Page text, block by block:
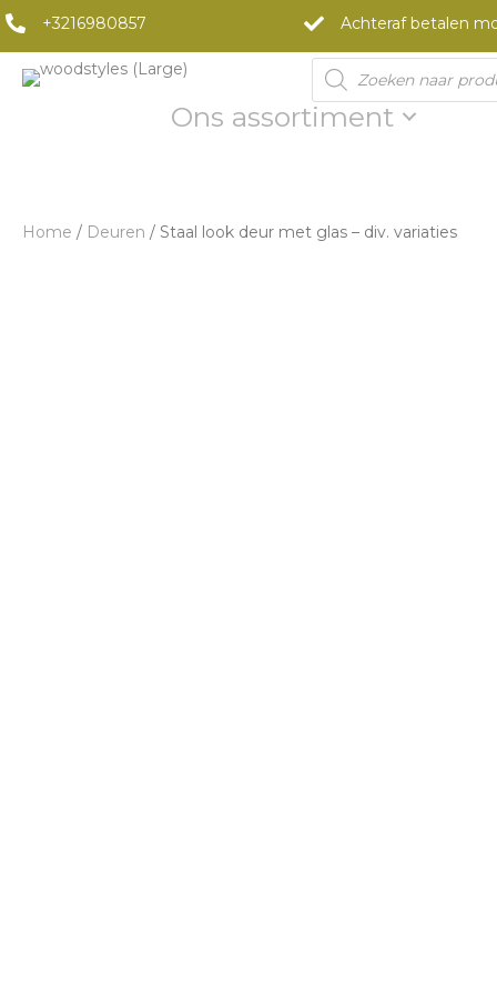
+3216980857 Achteraf betalen
Products
search
Ons assortiment
Home / Deuren / Staal look deur met glas – div. variaties